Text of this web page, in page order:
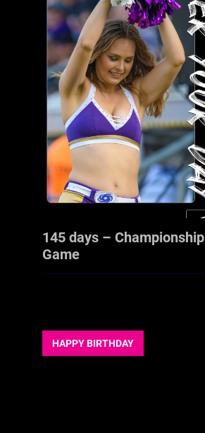
145 days – Championship
Game
HAPPY BIRTHDAY